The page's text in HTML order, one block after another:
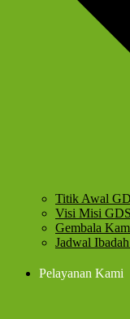
Titik Awal
Visi Misi GDS
Gembala
Jadwal
Pelayanan Kami